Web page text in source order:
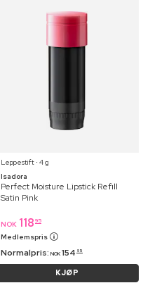
Leppestift ⋅ 4 g
Isadora
Perfect Moisture Lipstick Refill
Satin Pink
NOK 118 95
Medlemspris
Normalpris: NOK 154 95
KJØP